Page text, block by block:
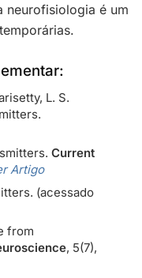
neurofisiologia é um
L. S.
Current
Artigo
(acessado
from
, 5(7),